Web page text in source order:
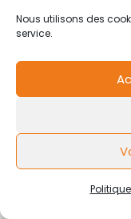
Nous utilisons des
service.